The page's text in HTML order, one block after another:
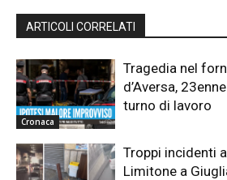
ARTICOLI CORRELATI
Cronaca
Tragedia nel
d’Aversa,
turno di lavoro
Troppi incidenti
Limitone a